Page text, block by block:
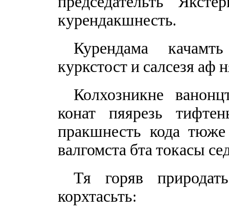
курендакшнесть.
Курендама
куркстост и салсезя аф
Колхозникне
конат пяярезь
пракшнесть кода
валгомста бта токасы
Тя горяв
корхтасьть: